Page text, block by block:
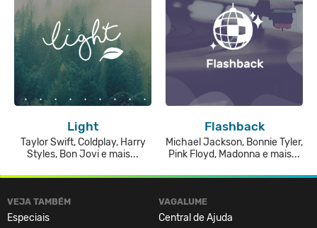
Light
Taylor Swift, Coldplay, Harry
Styles, Bon Jovi e mais...
Flashback
Michael Jackson, Bonnie Tyler,
Pink Floyd, Madonna e mais...
VEJA TAMBÉM
Especiais
VAGALUME
Central de Ajuda